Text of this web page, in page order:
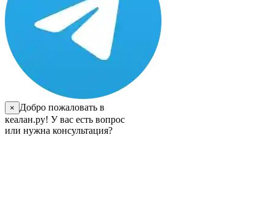
×
Добро пожаловать в
кеалан.ру! У вас есть вопрос
или нужна консультация?